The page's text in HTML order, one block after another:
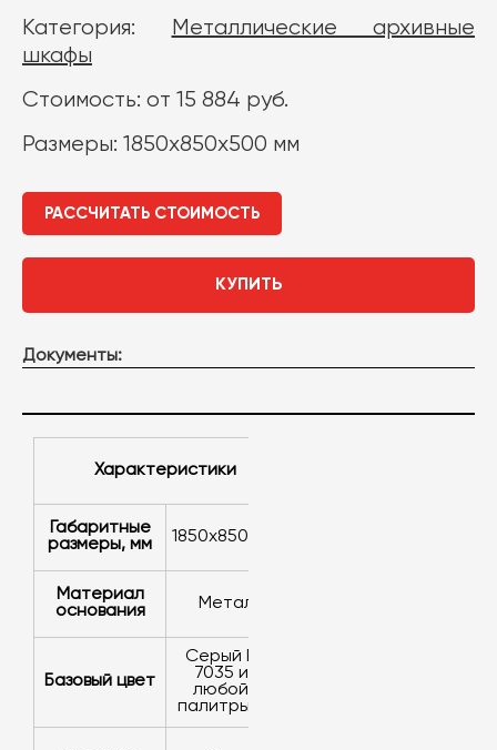
Категория:
Металлические архивные
шкафы
Стоимость: от 15 884 руб.
Размеры: 1850х850х500 мм
РАССЧИТАТЬ СТОИМОСТЬ
КУПИТЬ
Документы:
Характеристики
размеры, мм
1850х850х500
Материал
основания
металл
базовый цвет
серый RAL
7035 или
любой из
палитры RAL